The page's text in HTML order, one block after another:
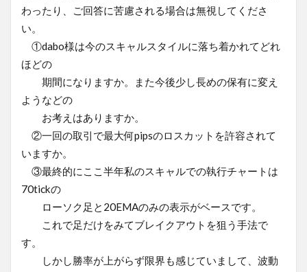
わったり、ご回答に苦慮される場合は無視してくださ
い。
①dabo様は今のスキャルスタイルに落ち着かれてどれ
ほどの
期間になりますか。また今後少し長めの保有に変え
ようなどの
お考えはありますか。
②一回の取引で最大何pipsのロスカットを許容されて
いますか。
③最終的にここ半年私のスキャルでの執行チャートは
70tickの
ローソク足と20EMAのみの表示がベースです。
これで足だけをみてブレイクアウトを狙う手法で
す。
しかし勝率が上がらず限界も感じていまして、波動